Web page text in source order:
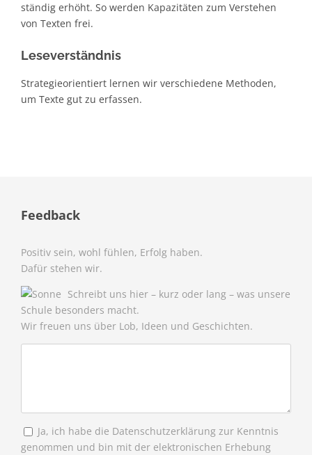
ständig erhöht. So werden Kapazitäten zum Verstehen
von Texten frei.
Leseverständnis
Strategieorientiert lernen wir verschiedene Methoden,
um Texte gut zu erfassen.
Feedback
Positiv sein, wohl fühlen, Erfolg haben.
Dafür stehen wir.
Schreibt uns hier – kurz oder lang – was unsere
Schule besonders macht.
Wir freuen uns über Lob, Ideen und Geschichten.
Ja, ich habe die Datenschutzerklärung zur Kenntnis
genommen und bin mit der elektronischen Erhebung